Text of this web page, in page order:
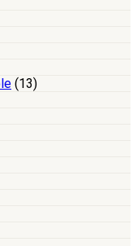
(13)